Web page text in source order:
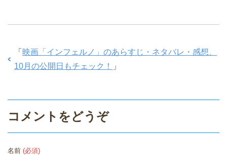
す
「 映画「インフェルノ」のあらすじ・ネタバレ・感想、
10月の公開日もチェック！
」
コメントをどうぞ
名前 (必須)